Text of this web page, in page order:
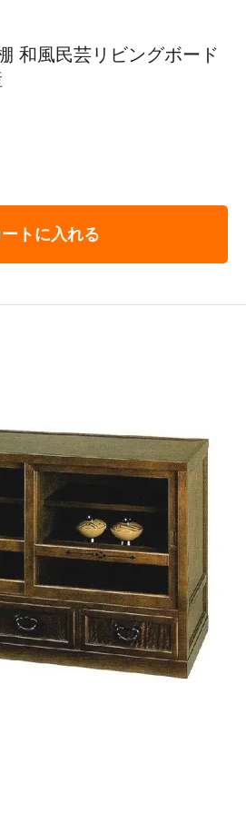
和風民芸リビングボード
ートに入れる